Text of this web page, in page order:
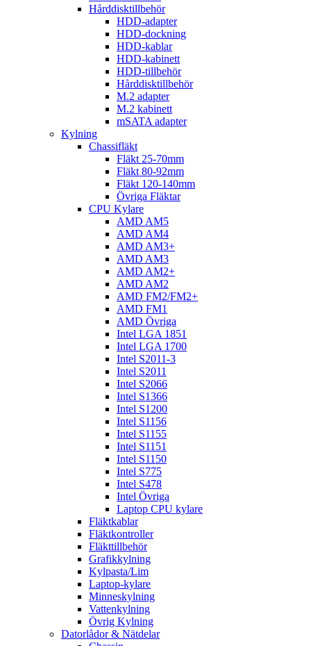
Hårddisktillbehör
HDD-adapter
HDD-dockning
HDD-kablar
HDD-kabinett
HDD-tillbehör
Hårddisktillbehör
M.2 adapter
M.2 kabinett
mSATA adapter
Kylning
Chassifläkt
Fläkt 25-70mm
Fläkt 80-92mm
Fläkt 120-140mm
Övriga Fläktar
CPU Kylare
AMD AM5
AMD AM4
AMD AM3+
AMD AM3
AMD AM2+
AMD AM2
AMD FM2/FM2+
AMD FM1
AMD Övriga
Intel LGA 1851
Intel LGA 1700
Intel S2011-3
Intel S2011
Intel S2066
Intel S1366
Intel S1200
Intel S1156
Intel S1155
Intel S1151
Intel S1150
Intel S775
Intel S478
Intel Övriga
Laptop CPU kylare
Fläktkablar
Fläktkontroller
Fläkttillbehör
Grafikkylning
Kylpasta/Lim
Laptop-kylare
Minneskylning
Vattenkylning
Övrig Kylning
Datorlådor & Nätdelar